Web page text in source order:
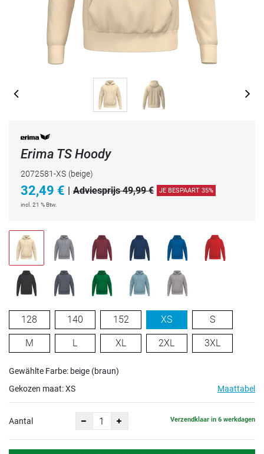
Erima TS Hoody
2072581-XS (beige)
32,49 € | Adviesprijs 49,99 € JE BESPAART 35%
incl. 21 % Btw.
128 140 152 XS S
M L XL 2XL 3XL
Gewählte Farbe: beige (braun)
Gekozen maat:XS Maattabel
Aantal Verzendklaar in 6 werkdagen